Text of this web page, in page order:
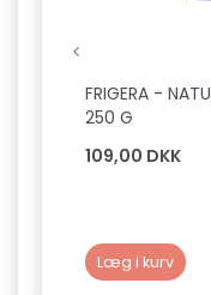
FRIGERA -
250 G
109,00 DKK
Læg i kurv